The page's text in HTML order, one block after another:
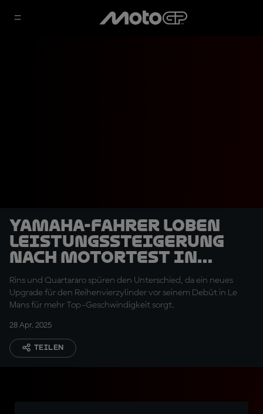
Yamaha-Fahrer loben
Leistungssteigerung
nach Motortest in
Jerez
Rins und Quartararo spüren den Unterschied, da ein neues
Upgrade für den Reihenvierzylinder vor seinem Debüt in Le
Mans für mehr Top-Geschwindigkeit sorgt.
28 Apr. 2025
TEILEN